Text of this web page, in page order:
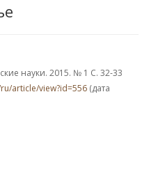
науки. 2015. № 1 С. 32-33
article/view?id=556 (дата